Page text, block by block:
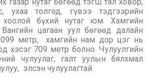
ухаа толгод, гүвээ тэдгээрийн
хоолой бүхий нутаг юм. Хамгийн
цагаан уул бөгөөд далайн
метр, хамгийн нам дор цэг нь
хэсэг 709 метр болно. Чулуулгийн
чулуулаг, галт уулын бялхмал
элсэн чулуулагтай.